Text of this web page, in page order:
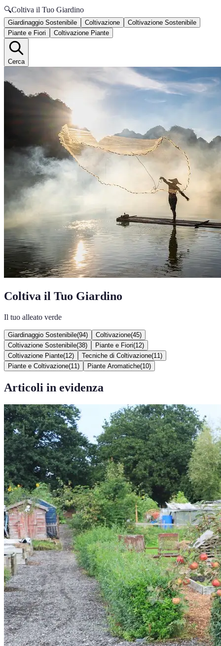
🔍Coltiva il Tuo Giardino
Giardinaggio Sostenibile Coltivazione
Coltivazione Sostenibile
Piante e Fiori
Coltivazione Piante
Cerca
Coltiva il Tuo Giardino
Il tuo alleato verde
Giardinaggio Sostenibile(94) Coltivazione(45)
Coltivazione Sostenibile(38) Piante e Fiori(12)
Coltivazione Piante(12) Tecniche di Coltivazione(11 )
Piante e Coltivazione(11 ) Piante Aromatiche(10)
Articoli in evidenza